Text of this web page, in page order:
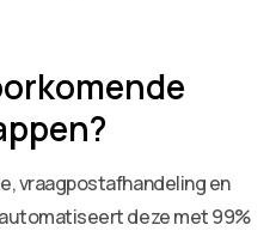
vraagpostafhandeling en
deze met 99%